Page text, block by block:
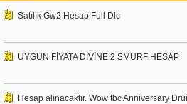
Satılık Gw2 Hesap Full Dlc
UYGUN FİYATA DİVİNE 2 SMURF HESAP
Hesap alınacaktır. Wow tbc Anniversary